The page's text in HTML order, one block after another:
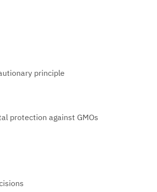
principle
protection against GMOs